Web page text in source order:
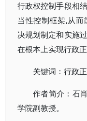
行政权控制手段相
当性控制框架,从
决规划制定和实施
在根本上实现行政
关键词：行政
作者简介：石
学院副教授。